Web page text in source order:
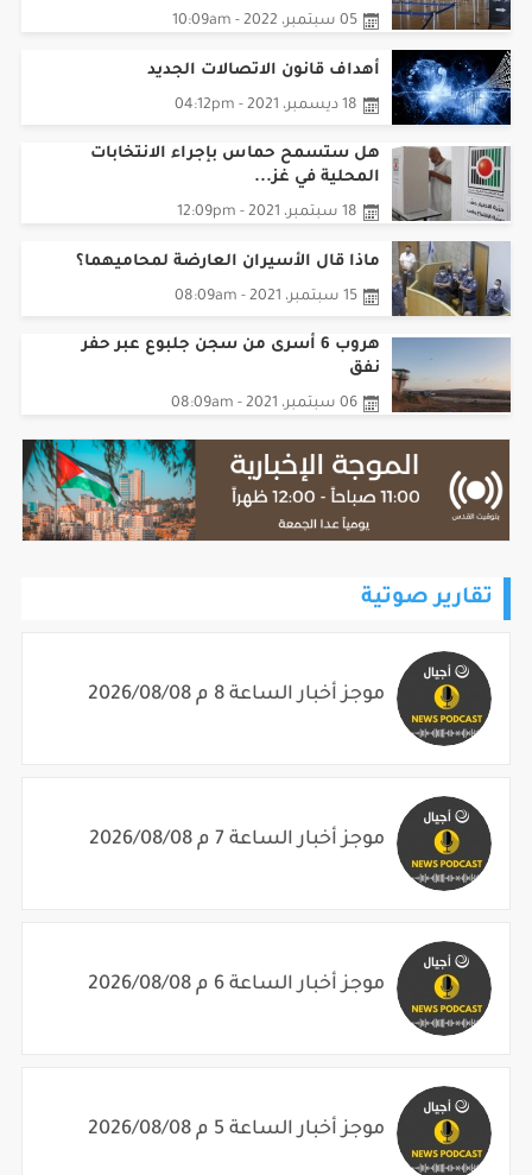
05 سبتمبر، 2022 - 10:09am
أهداف قانون الاتصالات الجديد
18 ديسمبر، 2021 - 04:12pm
هل ستسمح حماس بإجراء الانتخابات
المحلية في غز...
18 سبتمبر، 2021 - 12:09pm
ماذا قال الأسيران العارضة لمحاميهما؟
15 سبتمبر، 2021 - 08:09am
هروب 6 أسرى من سجن جلبوع عبر حفر
نفق
06 سبتمبر، 2021 - 08:09am
تقارير صوتية
موجز أخبار الساعة 8 م 2026/08/08
موجز أخبار الساعة 7 م 2026/08/08
موجز أخبار الساعة 6 م 2026/08/08
موجز أخبار الساعة 5 م 2026/08/08